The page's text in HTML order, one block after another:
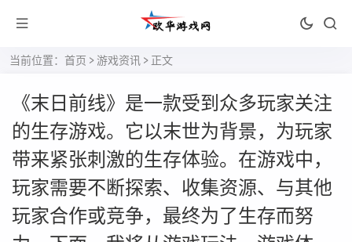
当前位置： 首页 > 游戏资讯 > 正文
《末日前线》是一款受到众多玩家关注
的生存游戏。它以末世为背景，为玩家
带来紧张刺激的生存体验。在游戏中，
玩家需要不断探索、收集资源、与其他
玩家合作或竞争，最终为了生存而努